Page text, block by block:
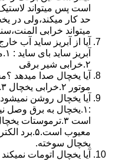
است پس میتواند
حد کار میکند،ولی در
میتواند خرابی
آیا از آبریز ساید آب
۲.خرابی شیر برقی
موتور ۲.خرابی یخچال ۳.لوله های داخلی یخچال
آیا یخچال روشن
یخچال سوخته.
آیا یخچال اتومات